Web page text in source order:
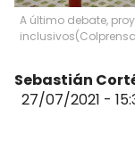
A último debate,
inclusivos(Colprensa
Sebastián
27/07/2021 -